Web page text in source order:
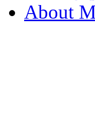
About